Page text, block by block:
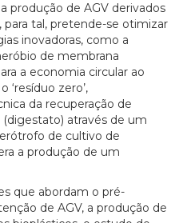
produção de AGV derivados
tal, pretende-se otimizar
inovadoras, como a
de membrana
a economia circular ao
‘resíduo zero’,
da recuperação de
através de um
de cultivo de
a produção de um
que abordam o pré-
de AGV, a produção de